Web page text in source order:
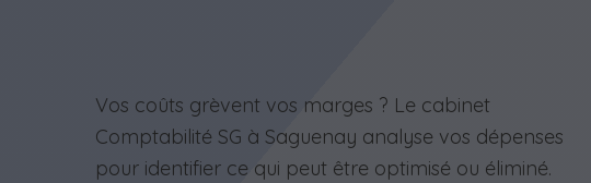
Vos coûts grèvent vos marges ? Le cabinet
Comptabilité SG à Saguenay analyse vos dépenses
pour identifier ce qui peut être optimisé ou éliminé.